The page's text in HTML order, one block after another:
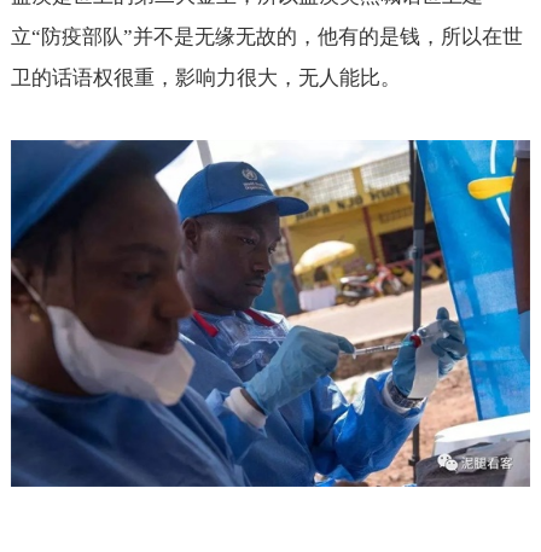
立“防疫部队”并不是无缘无故的，他有的是钱，所以在世
卫的话语权很重，影响力很大，无人能比。